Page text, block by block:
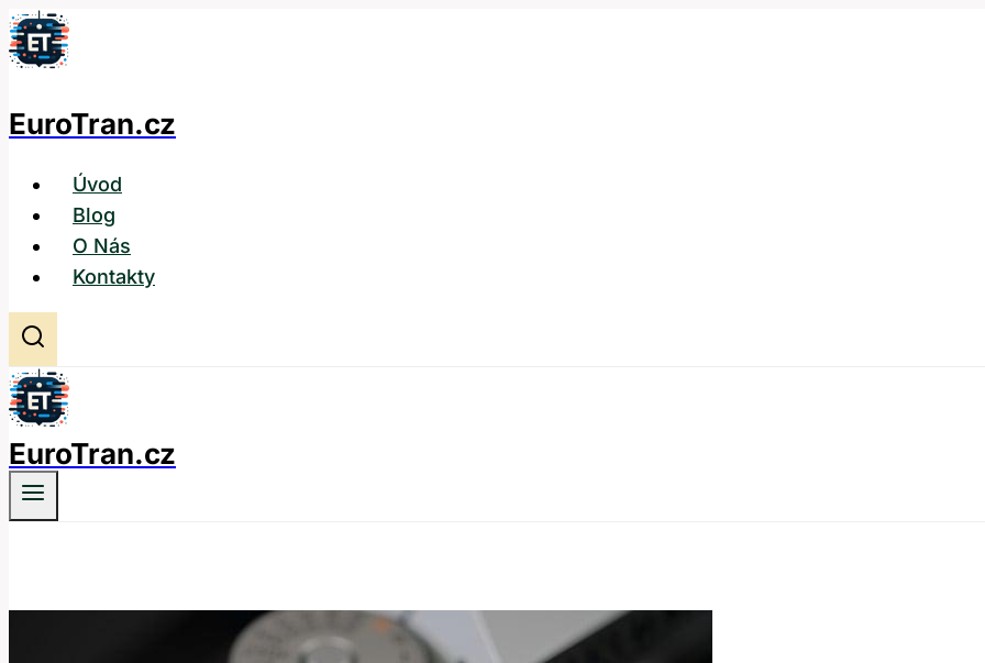
Přeskočit
na
EuroTran.cz
Úvod
Blog
O Nás
Kontakty
EuroTran.cz